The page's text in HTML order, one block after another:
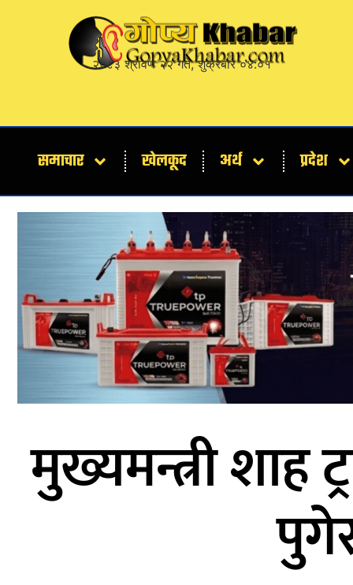
२०८३ श्रावण २२ गते, शुक्रबार ०४:०१
समाचार खेलकूद अर्थ प्रदेश
मुख्यमन्त्री शाह